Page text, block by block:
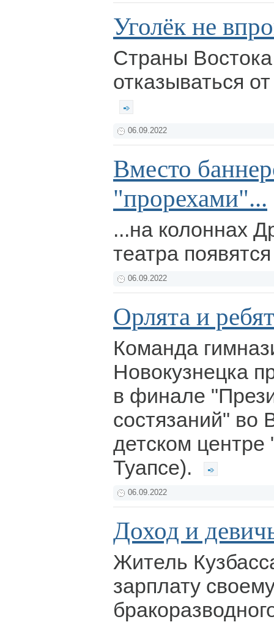
Уголёк не
Страны
отказываться
06.09.2022
Вместо
"прорехами"...
...на колоннах
театра
06.09.2022
Орлята и
Команда
Новокузнецка
в финале
состязаний" во
детском центре
Туапсе).
06.09.2022
Доход и
Житель
зарплату